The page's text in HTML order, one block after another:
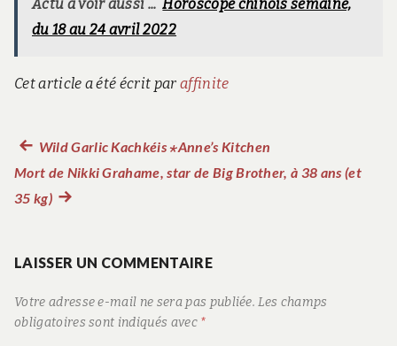
Actu à voir aussi ... Horoscope chinois semaine,
du 18 au 24 avril 2022
Cet article a été écrit par affinite
Navigation
de
Article
précédent :
Wild Garlic Kachkéis ⋆Anne’s Kitchen
Mort de Nikki Grahame, star de Big Brother, à 38 ans (et
35 kg)Article
LAISSER UN COMMENTAIRE
Votre adresse e-mail ne sera pas publiée. Les champs
obligatoires sont indiqués avec *